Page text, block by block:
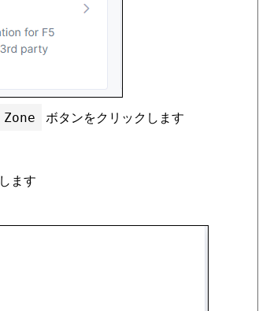
ボタンをクリックします
ます